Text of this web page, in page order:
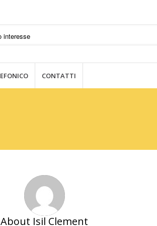
CONTATTI
About Isil Clement